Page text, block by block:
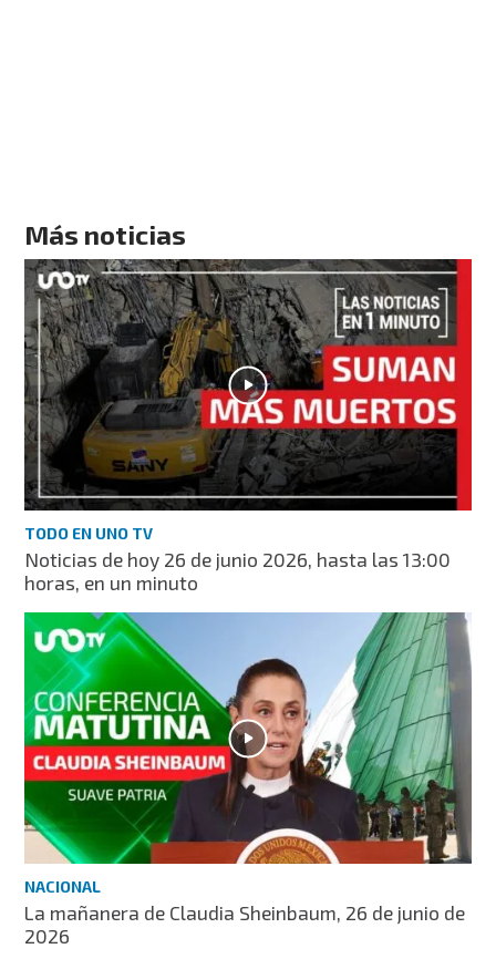
Más noticias
TODO EN UNO TV
Noticias de hoy 26 de junio 2026, hasta las 13:00
horas, en un minuto
NACIONAL
La mañanera de Claudia Sheinbaum, 26 de junio de
2026